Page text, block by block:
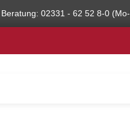
02331 - 62 52 8-0